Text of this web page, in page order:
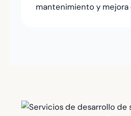
mantenimiento y mejora